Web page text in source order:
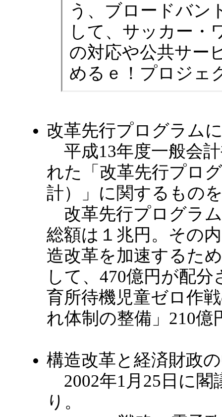
う、ブロードバン
して、サッカー・
の対応や公共サー
めるｅ！プロジェ
改革先行プログラム
平成13年度一般会
れた「改革先行プロ
計）」に関するもの
改革先行プログラ
総額は１兆円。その
造改革を加速するた
して、470億円が配
育所待機児童ゼロ作
れ体制の整備」210
構造改革と経済財政
2002年1月25日に閣
り。